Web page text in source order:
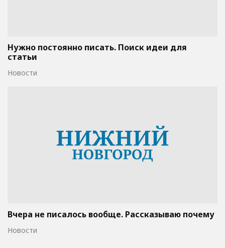
Нужно постоянно писать. Поиск идеи для
статьи
Новости
Вчера не писалось вообще. Рассказываю почему
Новости